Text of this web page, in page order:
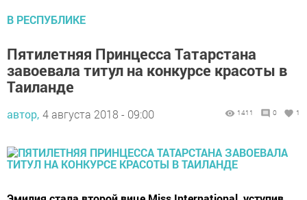
В РЕСПУБЛИКЕ
Пятилетняя Принцесса Татарстана
завоевала титул на конкурсе красоты в
Таиланде
автор, 4 августа 2018 - 09:00 1411 0 1